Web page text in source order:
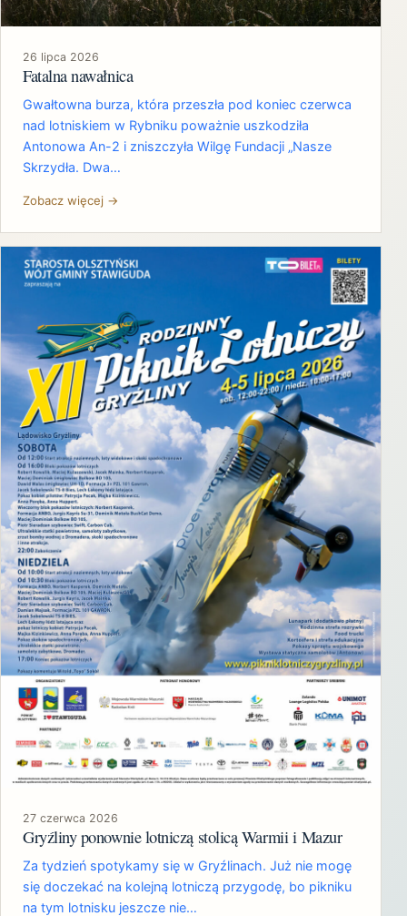
26 lipca 2026
Fatalna nawałnica
Gwałtowna burza, która przeszła pod koniec czerwca
nad lotniskiem w Rybniku poważnie uszkodziła
Antonowa An-2 i zniszczyła Wilgę Fundacji „Nasze
Skrzydła. Dwa…
Zobacz więcej →
27 czerwca 2026
Gryźliny ponownie lotniczą stolicą Warmii i Mazur
Za tydzień spotykamy się w Gryźlinach. Już nie mogę
się doczekać na kolejną lotniczą przygodę, bo pikniku
na tym lotnisku jeszcze nie…